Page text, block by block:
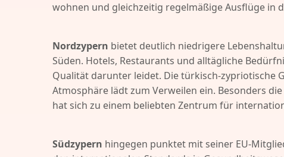
wohnen und gleichzeitig regelmäßige Ausflüge in
Nordzypern bietet deutlich niedrigere
Süden. Hotels, Restaurants und alltägliche
Qualität darunter leidet. Die türkisch-zypriotische
Atmosphäre lädt zum Verweilen ein. Besonders
hat sich zu einem beliebten Zentrum für
Südzypern hingegen punktet mit seiner EU-